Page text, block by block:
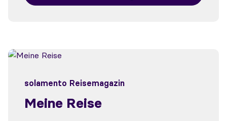
solamento Reisemagazin
Meine Reise